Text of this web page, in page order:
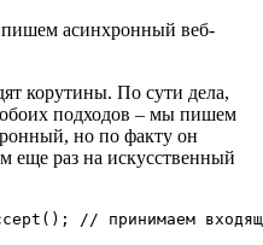
корутины. По сути дела,
подходов – мы пишем
но по факту он
еще раз на искусственный
// принимаем